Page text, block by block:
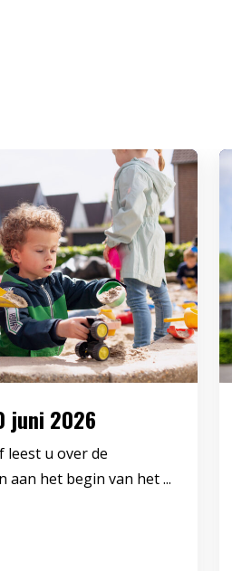
juni 2026
leest u over de
aan het begin van het ...